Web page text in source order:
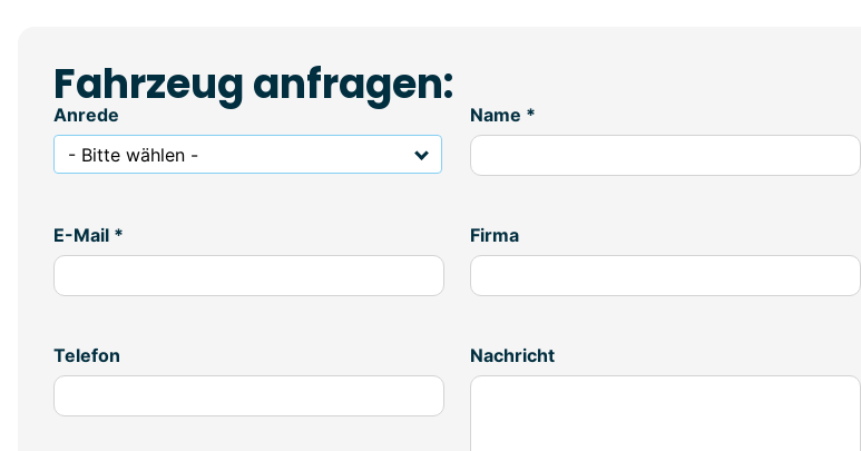
Fahrzeug anfragen:
Anrede
- Bitte wählen -
Name *
E-Mail * Firma
Telefon Nachricht